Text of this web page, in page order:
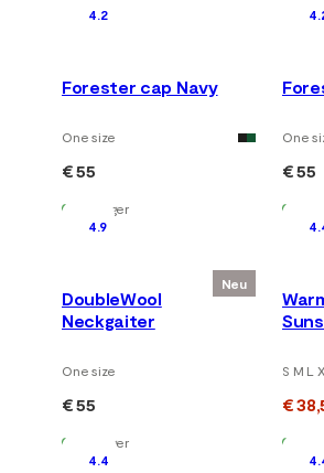
4.2
Forester cap Navy
One size
€ 55
Auf Lager
One
€ 55
Auf
Neu
4.9
DoubleWool
Neckgaiter
One size
€ 55
Auf Lager
S M L
€
Auf
4.4